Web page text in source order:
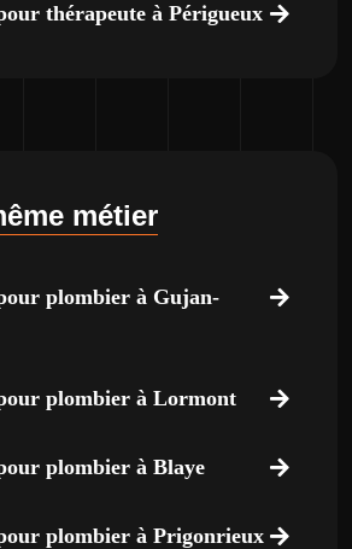
thérapeute à Périgueux
métier
plombier à Gujan-
plombier à Lormont
plombier à Blaye
plombier à Prigonrieux